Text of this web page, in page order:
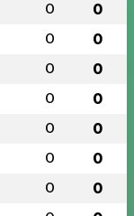
0 0
0 0
0 0
0 0
0 0
0 0
0 0